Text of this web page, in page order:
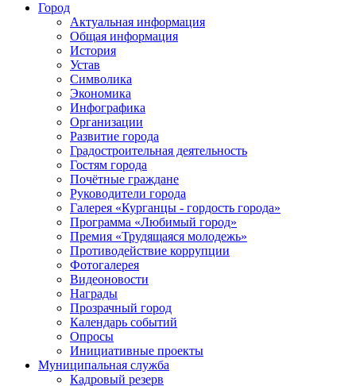
Город
Актуальная информация
Общая информация
История
Устав
Символика
Экономика
Инфографика
Организации
Развитие города
Градостроительная деятельность
Гостям города
Почётные граждане
Руководители города
Галерея «Курганцы - гордость города»
Программа «Любимый город»
Премия «Трудящаяся молодежь»
Противодействие коррупции
Фотогалерея
Видеоновости
Награды
Прозрачный город
Календарь событий
Опросы
Инициативные проекты
Муниципальная служба
Кадровый резерв